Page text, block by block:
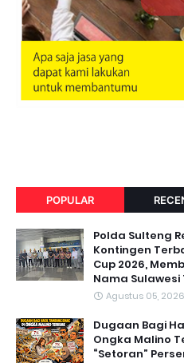
POPULAR
Polda Sulteng
Kontingen
Cup 2026,
Nama Sulawesi
Agustus 05, 2026
Dugaan Bagi
Ongka Malino
“Setoran”